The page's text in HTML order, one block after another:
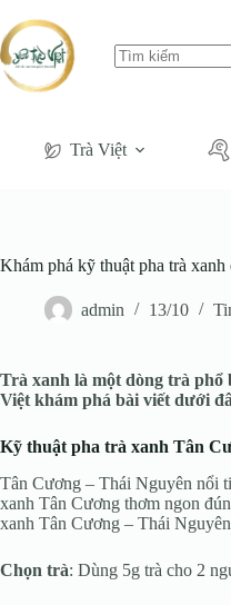
Trà Việt
Khám phá kỹ thuật pha trà
admin 13/10
Trà xanh là một dòng trà phổ
Việt khám phá bài viết dưới
Kỹ thuật pha trà xanh Tân
Tân Cương – Thái Nguyên nổi
xanh Tân Cương thơm ngon
xanh Tân Cương – Thái
Chọn trà: Dùng 5g trà cho 2